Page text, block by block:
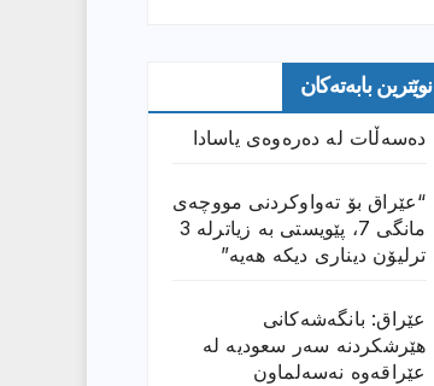
نوێترین بابەتەکان
دەسەڵات لە دەرەوەی یاسادا
“عێراق بۆ تەواوکردنی مووچەی
مانگى 7، پێویستی بە زیاترلە 3
ترلیۆن دیناری دیکە هەیە”
عێراق: بانگەشەكانی
هێرشكردنە سەر سعودیە لە
عێراقەوە نەسەلماون